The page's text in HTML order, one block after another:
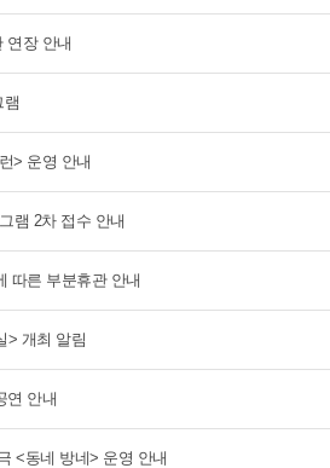
연장 안내
램
> 운영 안내
램 2차 접수 안내
따른 부분휴관 안내
> 개최 알림
연 안내
<동네 방네> 운영 안내